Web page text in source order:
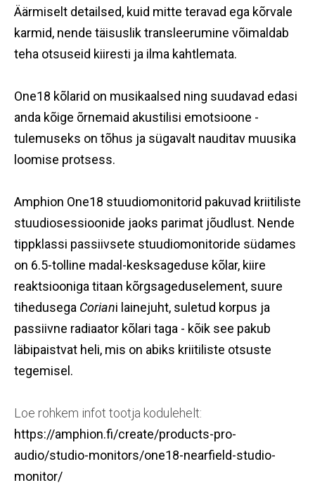
Äärmiselt detailsed, kuid mitte teravad ega kõrvale
karmid, nende täisuslik transleerumine võimaldab
teha otsuseid kiiresti ja ilma kahtlemata.
One18 kõlarid on musikaalsed ning suudavad edasi
anda kõige õrnemaid akustilisi emotsioone -
tulemuseks on tõhus ja sügavalt nauditav muusika
loomise protsess.
Amphion One18 stuudiomonitorid pakuvad kriitiliste
stuudiosessioonide jaoks parimat jõudlust. Nende
tippklassi passiivsete stuudiomonitoride südames
on 6.5-tolline madal-kesksageduse kõlar, kiire
reaktsiooniga titaan kõrgsageduselement, suure
tihedusega Coriani lainejuht, suletud korpus ja
passiivne radiaator kõlari taga - kõik see pakub
läbipaistvat heli, mis on abiks kriitiliste otsuste
tegemisel.
Loe rohkem infot tootja kodulehelt:
https://amphion.fi/create/products-pro-
audio/studio-monitors/one18-nearfield-studio-
monitor/